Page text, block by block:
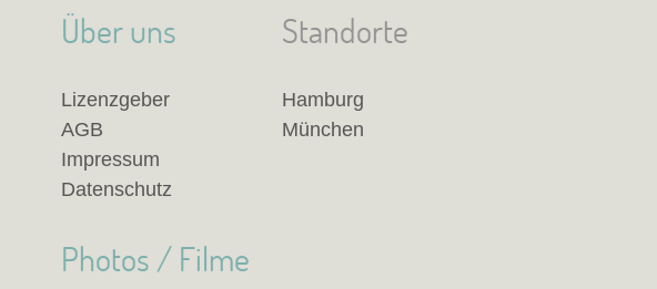
Standorte
Hamburg
München
Über uns
Lizenzgeber
AGB
Impressum
Datenschutz
Photos / Filme